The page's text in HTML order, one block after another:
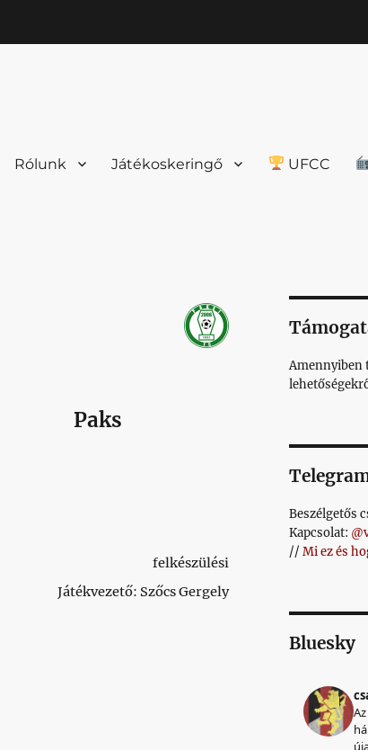
Rólunk Játékoskeringő UFCC
Paks
felkészülési
Játékvezető: Szőcs Gergely
Amennyiben
Beszélgetős
Kapcsolat:
// Mi ez és
Bluesky